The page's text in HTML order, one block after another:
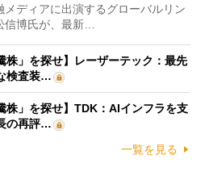
ディアに出演するグローバルリン
信博氏が、最新…
株」を探せ】レーザーテック：最先
検査装…
株」を探せ】TDK：AIインフラを支
の再評…
一覧を見る